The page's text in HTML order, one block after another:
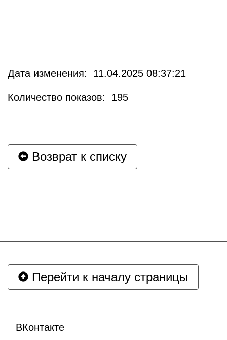
Дата изменения: 11.04.2025 08:37:21
Количество показов: 195
Возврат к списку
Перейти к началу страницы
ВКонтакте